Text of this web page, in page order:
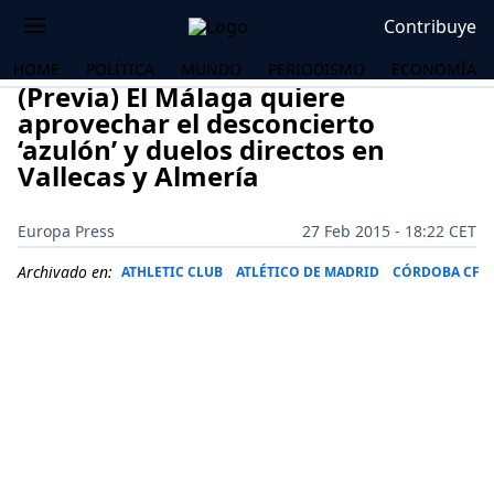
Contribuye
HOME POLÍTICA MUNDO PERIODISMO ECONOMÍA
(Previa) El Málaga quiere
aprovechar el desconcierto
‘azulón’ y duelos directos en
Vallecas y Almería
Europa Press
27 Feb 2015 - 18:22 CET
Archivado en: ATHLETIC CLUB ATLÉTICO DE MADRID CÓRDOBA CF